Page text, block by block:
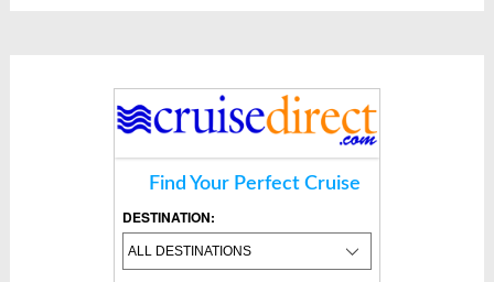
Find Your Perfect Cruise
DESTINATION: